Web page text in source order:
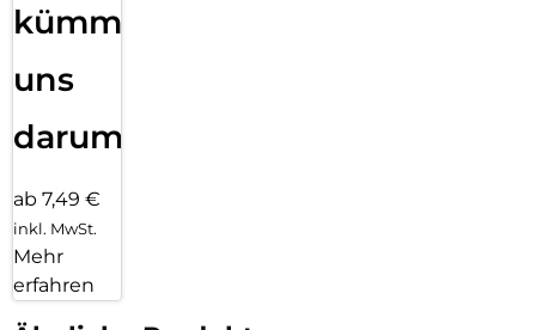
kümmern
uns
darum!
ab 7,49 €
inkl. MwSt.
Mehr
erfahren